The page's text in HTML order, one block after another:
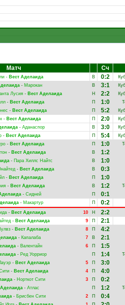
Матч Сч
- Вест Аделаида В 0:2
- Марокан В 3:1
Лусия - Вест Аделаида Н 2:2
- Вест Аделаида П 1:0
- Вест Аделаида П 5:2
- Вест Аделаида П 2:0
- Аданаспор В 3:0
- Вест Аделаида П 5:4
- Вест Аделаида П 1:0
- Вест Аделаида В 1:2
- Пара Хиллс Найтс В 1:0
- Вест Аделаида В 0:3
- Вест Аделаида П 1:0
- Вест Аделаида В 1:2
- Сидней П 0:1
- Макартур П 0:2
10
- Вест Аделаида Н 2:2
9
- Вест Аделаида П 2:1
8
- Вест Аделаида П 4:2
7
- Капалаба В 2:1
6
- Валентайн П 1:5
- Ред Уорриор П 1:4
5
- Вест Аделаида П 3:0
4
- Вест Аделаида П 4:0
3
- Норткот Сити П 0:2
Аделаида - Атлас П 1:2
2
- Брисбен Сити П 0:4